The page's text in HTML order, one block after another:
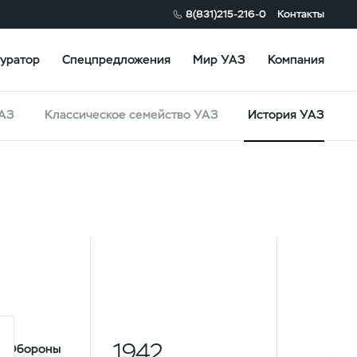
8(831)215-216-0 Контакты
Спецпредложения Мир УАЗ Компания
Классическое семейство УАЗ История УАЗ
Обороны